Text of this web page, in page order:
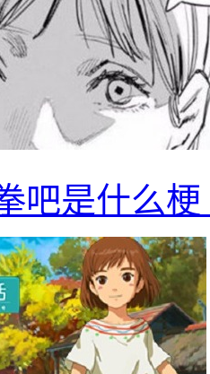
吧是什么